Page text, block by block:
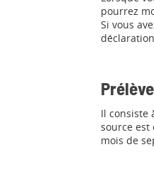
pourrez
Si vous
Il consiste
source est
mois de